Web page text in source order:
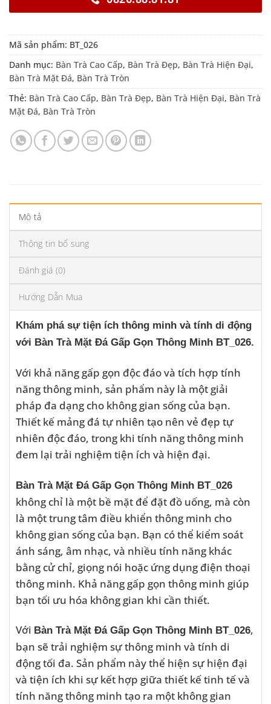
Mã sản phẩm: BT_026
Danh mục: Bàn Trà Cao Cấp, Bàn Trà Đẹp, Bàn Trà Hiện Đại,
Bàn Trà Mặt Đá, Bàn Trà Tròn
Thẻ: Bàn Trà Cao Cấp, Bàn Trà Đẹp, Bàn Trà Hiện Đại, Bàn Trà
Mặt Đá, Bàn Trà Tròn
Mô tả
Thông tin bổ sung
Đánh giá (0)
Hướng Dẫn Mua
Khám phá sự tiện ích thông minh và tính di động
với Bàn Trà Mặt Đá Gấp Gọn Thông Minh BT_026.
Với khả năng gấp gọn độc đáo và tích hợp tính
năng thông minh, sản phẩm này là một giải
pháp đa dạng cho không gian sống của bạn.
Thiết kế mảng đá tự nhiên tạo nên vẻ đẹp tự
nhiên độc đáo, trong khi tính năng thông minh
đem lại trải nghiệm tiện ích và hiện đại.
Bàn Trà Mặt Đá Gấp Gọn Thông Minh BT_026
không chỉ là một bề mặt để đặt đồ uống, mà còn
là một trung tâm điều khiển thông minh cho
không gian sống của bạn. Bạn có thể kiểm soát
ánh sáng, âm nhạc, và nhiều tính năng khác
bằng cử chỉ, giọng nói hoặc ứng dụng điện thoại
thông minh. Khả năng gấp gọn thông minh giúp
bạn tối ưu hóa không gian khi cần thiết.
Với Bàn Trà Mặt Đá Gấp Gọn Thông Minh BT_026,
bạn sẽ trải nghiệm sự thông minh và tính di
động tối đa. Sản phẩm này thể hiện sự hiện đại
và tiện ích khi sự kết hợp giữa thiết kế tinh tế và
tính năng thông minh tạo ra một không gian